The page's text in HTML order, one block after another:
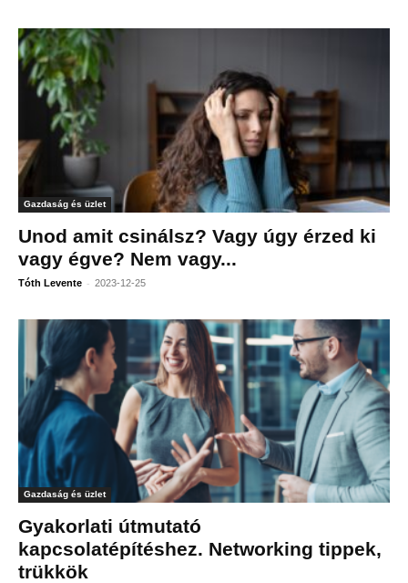
Gazdaság és üzlet
Unod amit csinálsz? Vagy úgy érzed ki
vagy égve? Nem vagy...
Tóth Levente - 2023-12-25
Gazdaság és üzlet
Gyakorlati útmutató
kapcsolatépítéshez. Networking tippek,
trükkök